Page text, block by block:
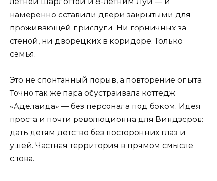
намеренно оставили двери закрытыми для
проживающей прислуги. Ни горничных за
стеной, ни дворецких в коридоре. Только
семья.
Это не спонтанный порыв, а повторение опыта.
Точно так же пара обустраивала коттедж
«Аделаида» — без персонала под боком. Идея
проста и почти революционна для Виндзоров:
дать детям детство без посторонних глаз и
ушей. Частная территория в прямом смысле
слова.